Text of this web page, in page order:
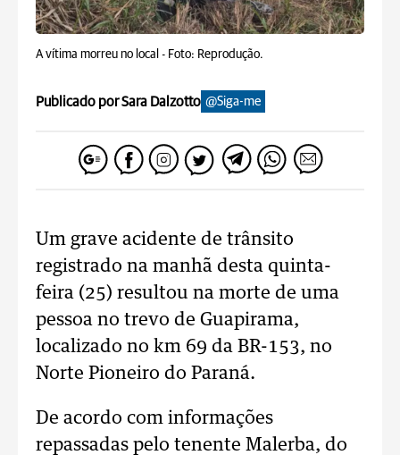
A vítima morreu no local - Foto: Reprodução.
Publicado por Sara Dalzotto @Siga-me
Um grave acidente de trânsito
registrado na manhã desta quinta-
feira (25) resultou na morte de uma
pessoa no trevo de Guapirama,
localizado no km 69 da BR-153, no
Norte Pioneiro do Paraná.
De acordo com informações
repassadas pelo tenente Malerba, do